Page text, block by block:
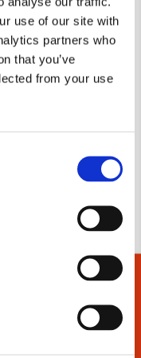
use of our site with
partners who
that you’ve
from your use
Toevoegen
aan
verlanglijst
Seasons,
€ 9,99 Cadeaukiezer